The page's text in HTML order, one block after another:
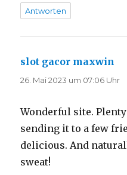
Antworten
slot gacor maxwin
26. Mai 2023 um 07:06 Uhr
Wonderful site.
sending it to a few
delicious. And
sweat!